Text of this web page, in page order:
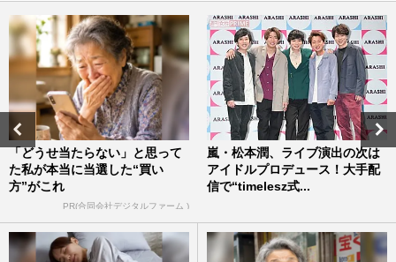
「どうせ当たらない」と思って
た私が本当に当選した“買い
方”がこれ
PR(合同会社デジタルファーム )
嵐・松本潤、ライブ演出の次は
アイドルプロデュース！大手配
信で“timelesz式...